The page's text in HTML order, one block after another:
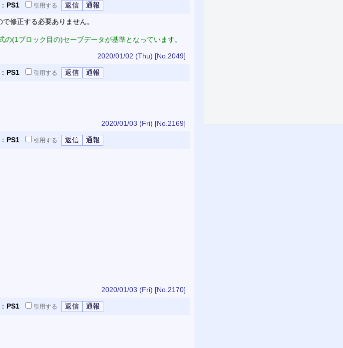
： PS1 引用する
修正する必要ありません。
(1ブロック目の)セーブデータが基準となっています。
2020/01/02 (Thu) [No.2049]
： PS1 引用する
2020/01/03 (Fri) [No.2169]
： PS1 引用する
2020/01/03 (Fri) [No.2170]
： PS1 引用する